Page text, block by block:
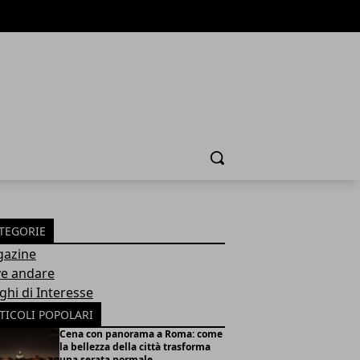
Cerca
andare
di Interesse
POPOLARI
Cena con panorama a Roma: come
la bellezza della città trasforma